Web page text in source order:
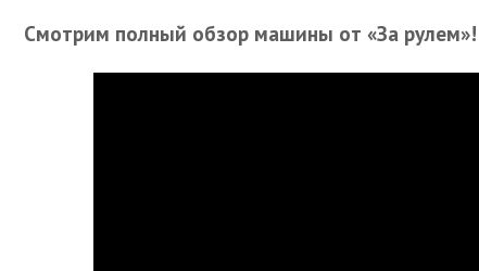
Смотрим полный обзор машины от «За рулем»!